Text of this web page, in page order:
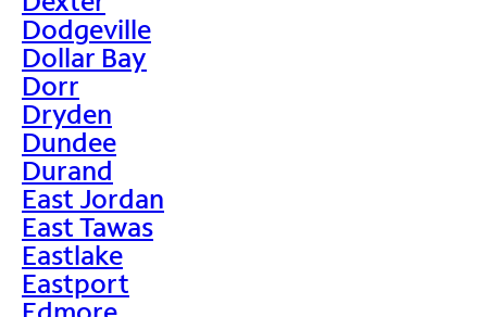
Dodgeville
Dollar Bay
Dorr
Dryden
Dundee
Durand
East Jordan
East Tawas
Eastlake
Eastport